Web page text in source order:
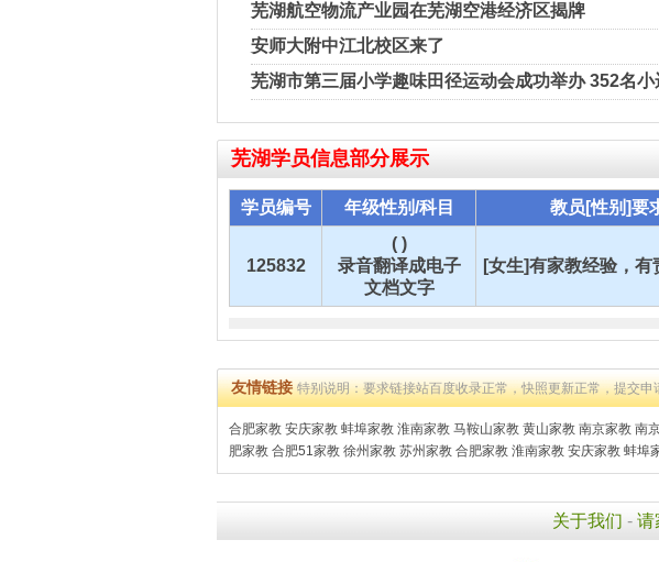
芜湖航空物流产业园在芜湖空港经济区揭牌
安师大附中江北校区来了
芜湖市第三届小学趣味田径运动会成功举办 352名
芜湖学员信息部分展示
学员编号 年级性别/科目 教员[性别]要
125832
( )
录音翻译成电子
文档文字
[女生]有家教经验，有
友情链接特别说明：要求链接站百度收录正常，快照更新正常，提交
合肥家教 安庆家教 蚌埠家教 淮南家教 马鞍山家教 黄山家教 南京家教 南
肥家教 合肥51家教 徐州家教 苏州家教 合肥家教 淮南家教 安庆家教 蚌埠
关于我们 - 请